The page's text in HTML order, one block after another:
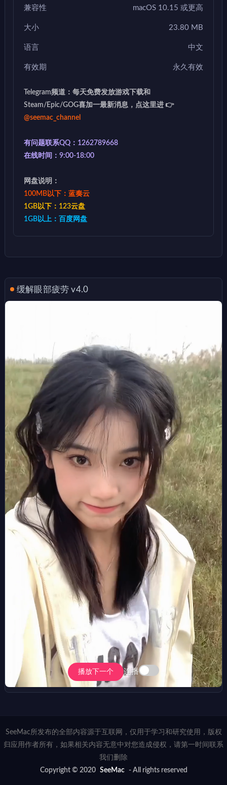
兼容性 macOS 10.15 或更高
大小 23.80 MB
语言 中文
有效期 永久有效
Telegram频道：每天免费发放游戏下载和
Steam/Epic/GOG喜加一最新消息，点这里进 👉
@seemac_channel
有问题联系QQ：1262789668
在线时间：9:00-18:00
网盘说明：
100MB以下：蓝奏云
1GB以下：123云盘
1GB以上：百度网盘
缓解眼部疲劳 v4.0
播放下一个 连播
SeeMac所发布的全部内容源于互联网，仅用于学习和研究使用，版权
归应用作者所有，如果相关内容无意中对您造成侵权，请第一时间联系
我们删除
Copyright © 2020 SeeMac - All rights reserved